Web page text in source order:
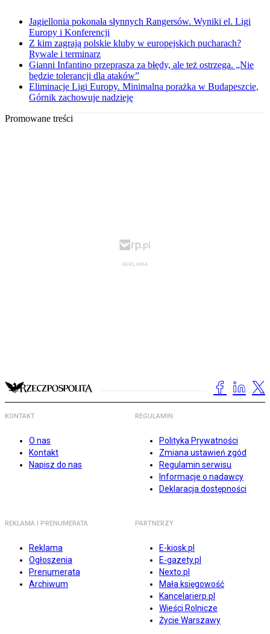
Jagiellonia pokonała słynnych Rangersów. Wyniki el. Ligi
Europy i Konferencji
Z kim zagrają polskie kluby w europejskich pucharach?
Rywale i terminarz
Gianni Infantino przeprasza za błędy, ale też ostrzega. „Nie
będzie tolerancji dla ataków”
Eliminacje Ligi Europy. Minimalna porażka w Budapeszcie,
Górnik zachowuje nadzieję
Promowane treści
KONTAKT
O nas
Kontakt
Napisz do nas
REGULAMIN
Polityka Prywatności
Zmiana ustawień zgód
Regulamin serwisu
Informacje o nadawcy
Deklaracja dostępności
REKLAMA I PRENUMERATA
Reklama
Ogłoszenia
Prenumerata
Archiwum
PARTNERZY
E-kiosk.pl
E-gazety.pl
Nexto.pl
Mała księgowość
Kancelarierp.pl
Wieści Rolnicze
Życie Warszawy